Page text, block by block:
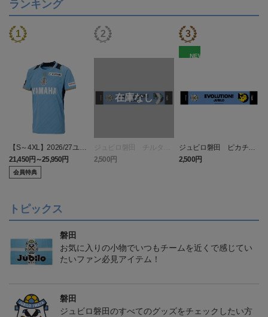
ランキング
【S～4XL】2026/27ユニ
フォーム オーセンティッ
クモデル:FP1st
21,450円～25,950円
会員特典
ジュビロ磐田 チルタリ
ス タオルマフラー
2,500円
NEW
ジュビロ磐田 ピカチュ
ウ タオルマフラー
2,500円
トピックス
磐田
お気に入りの小物でいつもチームを近くで感じてい
たいファン必見アイテム！
磐田
ジュビロ磐田のすべてのグッズをチェックしたい方